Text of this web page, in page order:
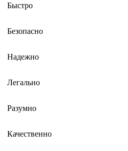
Быстро
Безопасно
Надежно
Легально
Разумно
Качественно